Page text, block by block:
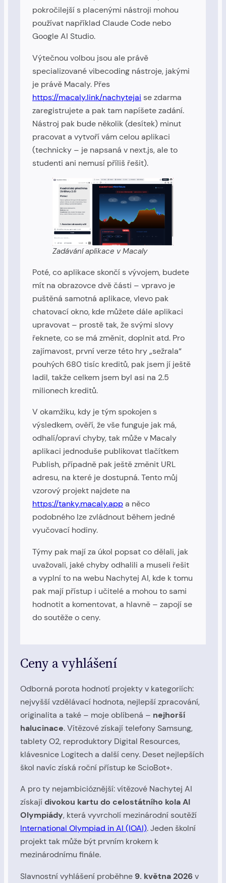
pokročilejší s placenými nástroji mohou
používat například Claude Code nebo
Google AI Studio.
Výtečnou volbou jsou ale právě
specializované vibecoding nástroje, jakými
je právě Macaly. Přes
https://macaly.link/nachytejai se zdarma
zaregistrujete a pak tam napíšete zadání.
Nástroj pak bude několik (desítek) minut
pracovat a vytvoří vám celou aplikaci
(technicky – je napsaná v next.js, ale to
studenti ani nemusí příliš řešit).
Zadávání aplikace v Macaly
Poté, co aplikace skončí s vývojem, budete
mít na obrazovce dvě části – vpravo je
puštěná samotná aplikace, vlevo pak
chatovací okno, kde můžete dále aplikaci
upravovat – prostě tak, že svými slovy
řeknete, co se má změnit, doplnit atd. Pro
zajímavost, první verze této hry „sežrala“
pouhých 680 tisíc kreditů, pak jsem jí ještě
ladil, takže celkem jsem byl asi na 2.5
milionech kreditů.
V okamžiku, kdy je tým spokojen s
výsledkem, ověří, že vše funguje jak má,
odhalí/opraví chyby, tak může v Macaly
aplikaci jednoduše publikovat tlačítkem
Publish, případně pak ještě změnit URL
adresu, na které je dostupná. Tento můj
vzorový projekt najdete na
https://tanky.macaly.appa něco
podobného lze zvládnout během jedné
vyučovací hodiny.
Týmy pak mají za úkol popsat co dělali, jak
uvažovali, jaké chyby odhalili a museli řešit
a vyplní to na webu Nachytej AI, kde k tomu
pak mají přístup i učitelé a mohou to sami
hodnotit a komentovat, a hlavně – zapojí se
do soutěže o ceny.
Ceny a vyhlášení
Odborná porota hodnotí projekty v kategoriích:
nejvyšší vzdělávací hodnota, nejlepší zpracování,
originalita a také – moje oblíbená – nejhorší
halucinace. Vítězové získají telefony Samsung,
tablety O2, reproduktory Digital Resources,
klávesnice Logitech a další ceny. Deset nejlepších
škol navíc získá roční přístup ke ScioBot+.
A pro ty nejambicióznější: vítězové Nachytej AI
získajídivokou kartu do celostátního kola AI
Olympiády, která vyvrcholí mezinárodní soutěží
International Olympiad in AI (IOAI). Jeden školní
projekt tak může být prvním krokem k
mezinárodnímu finále.
Slavnostní vyhlášení proběhne 9. května 2026v